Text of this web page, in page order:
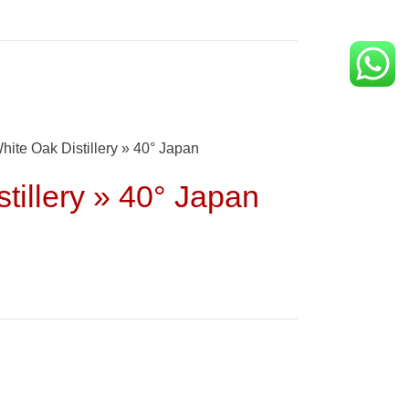
Oak Distillery » 40° Japan
» 40° Japan